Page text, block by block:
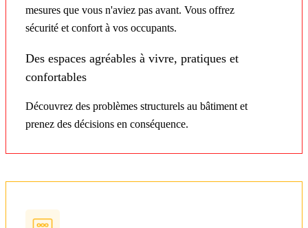
mesures que vous n'aviez pas avant. Vous offrez
sécurité et confort à vos occupants.
Des espaces agréables à vivre, pratiques et
confortables
Découvrez des problèmes structurels au bâtiment et
prenez des décisions en conséquence.